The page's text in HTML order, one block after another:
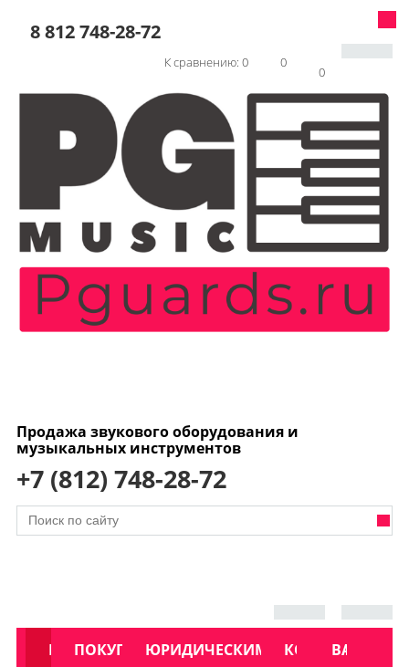
8 812 748-28-72
0
0
К сравнению: 0
Продажа звукового оборудования и
музыкальных инструментов
+7 (812) 748-28-72
АКЦИИ
КАТАЛОГ
ПОКУПАТЕЛЯМЮРИДИЧЕСКИМ ЛИЦАМКОНТАКТЫ
УСЛУГИ